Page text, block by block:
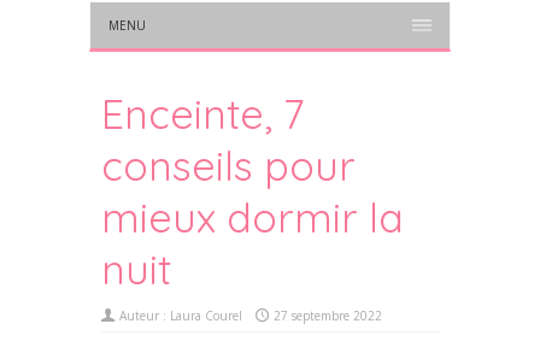
MENU
Enceinte, 7
conseils pour
mieux dormir la
nuit
Auteur : Laura Courel 27 septembre 2022